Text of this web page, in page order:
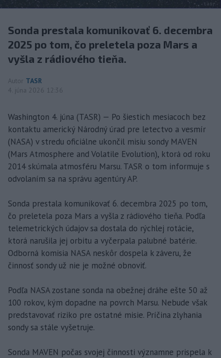
Sonda prestala komunikovať 6. decembra
2025 po tom, čo preletela poza Mars a
vyšla z rádiového tieňa.
Autor TASR
4. júna 2026 12:36
Washington 4. júna (TASR) — Po šiestich mesiacoch bez
kontaktu americký Národný úrad pre letectvo a vesmír
(NASA) v stredu oficiálne ukončil misiu sondy MAVEN
(Mars Atmosphere and Volatile Evolution), ktorá od roku
2014 skúmala atmosféru Marsu. TASR o tom informuje s
odvolaním sa na správu agentúry AP.
Sonda prestala komunikovať 6. decembra 2025 po tom,
čo preletela poza Mars a vyšla z rádiového tieňa. Podľa
telemetrických údajov sa dostala do rýchlej rotácie,
ktorá narušila jej orbitu a vyčerpala palubné batérie.
Odborná komisia NASA neskôr dospela k záveru, že
činnosť sondy už nie je možné obnoviť.
Podľa NASA zostane sonda na obežnej dráhe ešte 50 až
100 rokov, kým dopadne na povrch Marsu. Nebude však
predstavovať riziko pre ostatné misie. Príčina zlyhania
sondy sa stále vyšetruje.
Sonda MAVEN počas svojej činnosti významne prispela k